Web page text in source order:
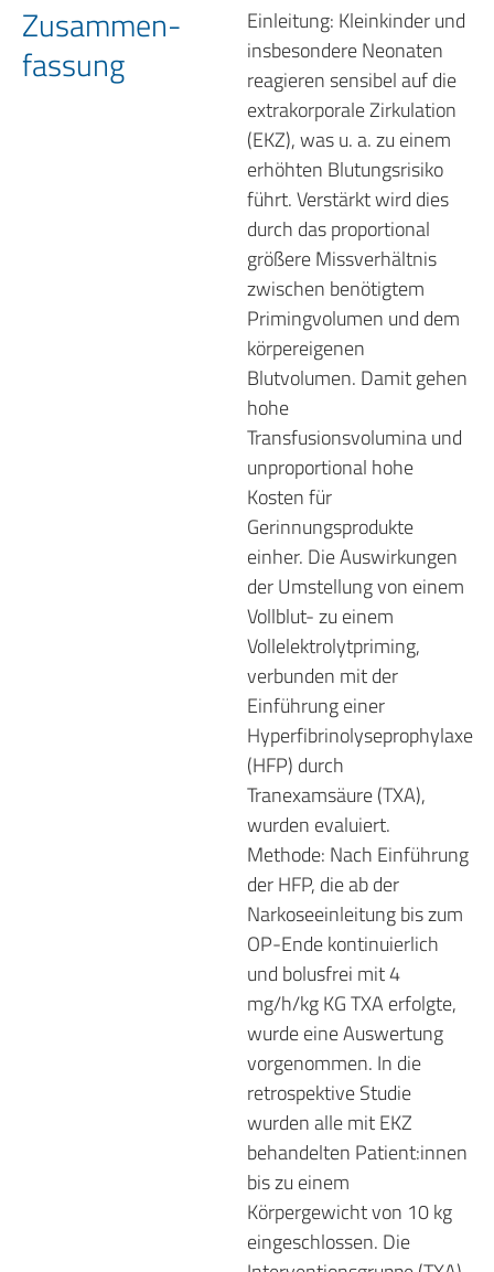
Zusammen­
fassung
Einleitung: Kleinkinder und
insbesondere Neonaten
reagieren sensibel auf die
extrakorporale Zirkulation
(EKZ), was u. a. zu einem
erhöhten Blutungsrisiko
führt. Verstärkt wird dies
durch das proportional
größere Missverhältnis
zwischen benötigtem
Primingvolumen und dem
körpereigenen
Blutvolumen. Damit gehen
hohe
Transfusionsvolumina und
unproportional hohe
Kosten für
Gerinnungsprodukte
einher. Die Auswirkungen
der Umstellung von einem
Vollblut- zu einem
Vollelektrolytpriming,
verbunden mit der
Einführung einer
Hyperfibrinolyseprophylaxe
(HFP) durch
Tranexamsäure (TXA),
wurden evaluiert.
Methode: Nach Einführung
der HFP, die ab der
Narkoseeinleitung bis zum
OP-Ende kontinuierlich
und bolusfrei mit 4
mg/h/kg KG TXA erfolgte,
wurde eine Auswertung
vorgenommen. In die
retrospektive Studie
wurden alle mit EKZ
behandelten Patient:innen
bis zu einem
Körpergewicht von 10 kg
eingeschlossen. Die